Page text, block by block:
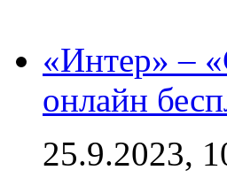
«Интер» –
онлайн
25.9.2023,